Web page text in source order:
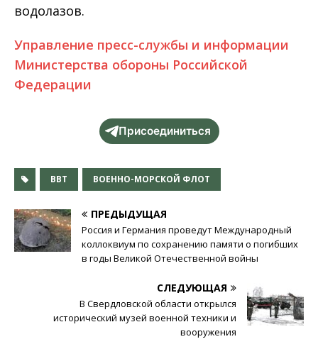
водолазов.
Управление пресс-службы и информации
Министерства обороны Российской
Федерации
Присоединиться
ВВТ ВОЕННО-МОРСКОЙ ФЛОТ
ПРЕДЫДУЩАЯ
Россия и Германия проведут Международный
коллоквиум по сохранению памяти о погибших
в годы Великой Отечественной войны
СЛЕДУЮЩАЯ
В Свердловской области открылся
исторический музей военной техники и
вооружения